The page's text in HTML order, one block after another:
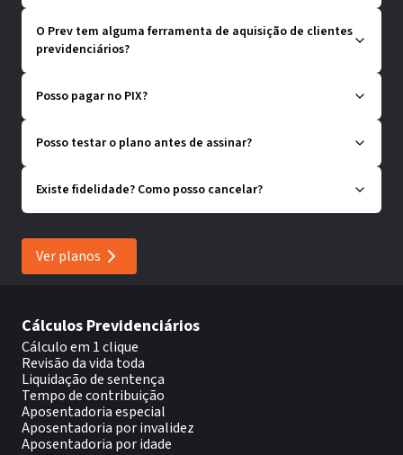
O Prev tem alguma ferramenta de aquisição de clientes
previdenciários?
Posso pagar no PIX?
Posso testar o plano antes de assinar?
Existe fidelidade? Como posso cancelar?
Ver planos
Cálculos Previdenciários
Cálculo em 1 clique
Revisão da vida toda
Liquidação de sentença
Tempo de contribuição
Aposentadoria especial
Aposentadoria por invalidez
Aposentadoria por idade